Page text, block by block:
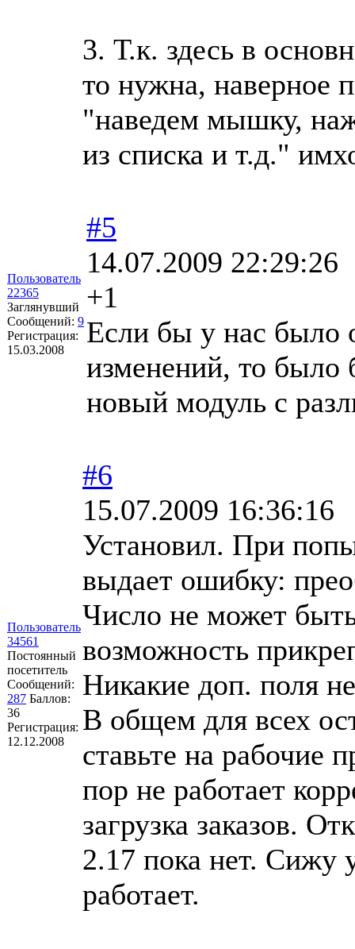
3. Т.к. здесь в
то нужна, наверное
"наведем мышку,
из списка и т.д."
Пользователь
22365
Заглянувший
Сообщений: 9
Регистрация:
15.03.2008
#5
14.07.2009 22:29:26
+1
Если бы у нас было
изменений, то было
новый модуль с
Пользователь
34561
Постоянный
посетитель
Сообщений:
287 Баллов:
36
Регистрация:
12.12.2008
#6
15.07.2009 16:36:16
Установил. При
выдает ошибку:
Число не может
возможность
Никакие доп. поля
В общем для всех
ставьте на рабочие
пор не работает
загрузка заказов.
2.17 пока нет. Сижу
работает.